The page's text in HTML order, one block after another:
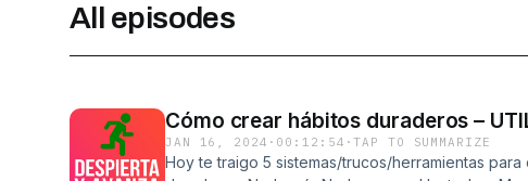
All episodes
Cómo crear hábitos duraderos –
JAN 16, 2024 · 00:12:54 ·TAP TO SUMMARIZE
Hoy te traigo 5 sistemas/trucos/herramientas